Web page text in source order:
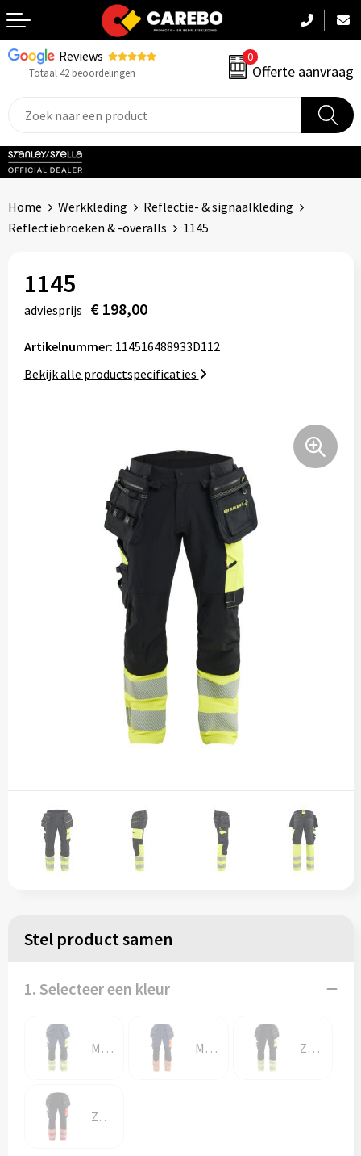
Reviews
Totaal 42 beoordelingen
0
Offerte aanvraag
Terug
Sportkleding
Handdoeken & Dekens
Tassen
Home Werkkleding
Reflectie- & signaalkleding
Reflectiebroeken & -overalls
1145
1145
adviesprijs € 198,00
Artikelnummer: 114516488933D112
Bekijk alle productspecificaties
Stel product samen
1. Selecteer een kleur
Marine/High Vis Geel Marineblauw/Oranje Zwart/High Vis Geel
Zwart/High Vis Rood